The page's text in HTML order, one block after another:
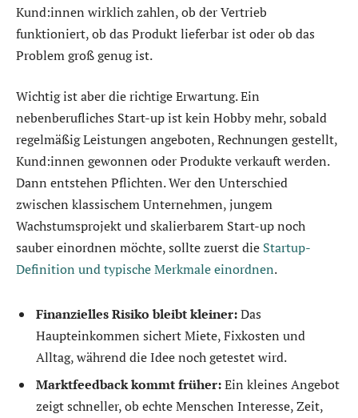
Kund:innen wirklich zahlen, ob der Vertrieb
funktioniert, ob das Produkt lieferbar ist oder ob das
Problem groß genug ist.
Wichtig ist aber die richtige Erwartung. Ein
nebenberufliches Start-up ist kein Hobby mehr, sobald
regelmäßig Leistungen angeboten, Rechnungen gestellt,
Kund:innen gewonnen oder Produkte verkauft werden.
Dann entstehen Pflichten. Wer den Unterschied
zwischen klassischem Unternehmen, jungem
Wachstumsprojekt und skalierbarem Start-up noch
sauber einordnen möchte, sollte zuerst die Startup-
Definition und typische Merkmale einordnen.
Finanzielles Risiko bleibt kleiner:Das
Haupteinkommen sichert Miete, Fixkosten und
Alltag, während die Idee noch getestet wird.
Marktfeedback kommt früher:Ein kleines Angebot
zeigt schneller, ob echte Menschen Interesse, Zeit,